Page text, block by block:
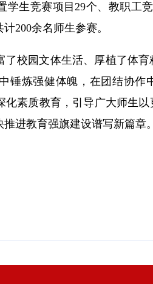
学生竞赛项目29个、教职工
200余名师生参赛。
了校园文体生活、厚植了体
锤炼强健体魄，在团结协作
素质教育，引导广大师生
进教育强旗建设谱写新篇章。